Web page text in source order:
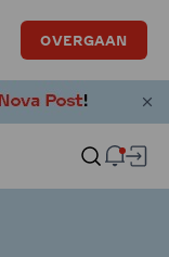
OVERGAAN